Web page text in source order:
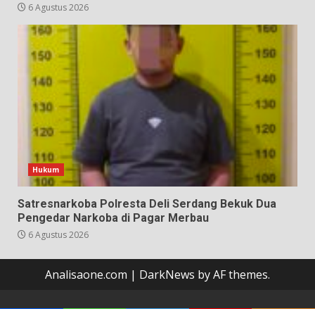
6 Agustus 2026
Hukum
Satresnarkoba Polresta Deli Serdang Bekuk Dua
Pengedar Narkoba di Pagar Merbau
6 Agustus 2026
Analisaone.com | DarkNews by AF themes.